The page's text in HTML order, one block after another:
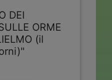
DEI
ORME
(il